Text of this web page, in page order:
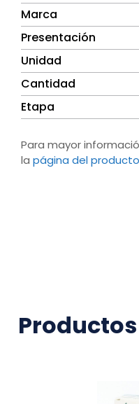
Marca
Presentación
Unidad
Cantidad
Etapa
Para mayor
la página del producto